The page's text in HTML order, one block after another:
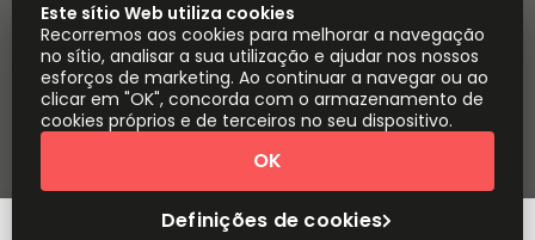
Yta
Parte do
Instant Group
Mapa do sítio Termos
Privacidade
Declaração sobre a escravatura moderna
Sobre
Copyright © 2026 Easy Offices. Todos os direitos
reservados.
Este sítio Web utiliza cookies
Recorremos aos cookies para melhorar a navegação
no sítio, analisar a sua utilização e ajudar nos nossos
esforços de marketing. Ao continuar a navegar ou ao
clicar em "OK", concorda com o armazenamento de
cookies próprios e de terceiros no seu dispositivo.
Definições de cookies
OK